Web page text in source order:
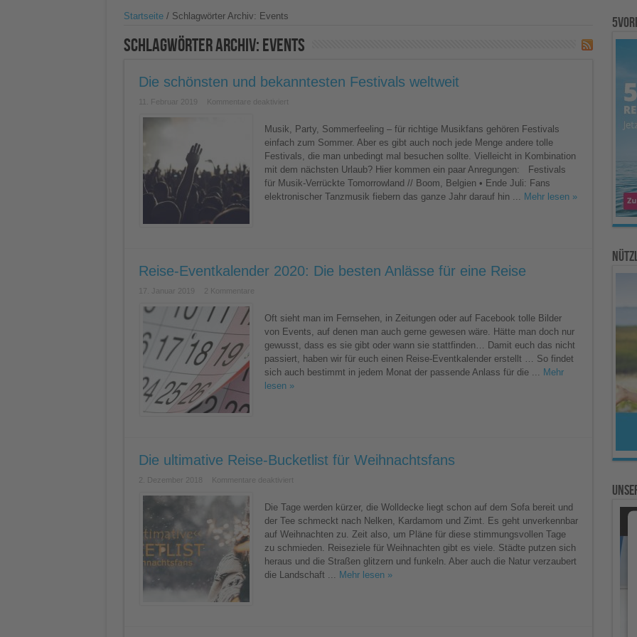
Startseite/ Schlagwörter Archiv: Events
Schlagwörter Archiv:Events
Die schönsten und bekanntesten Festivals weltweit
11. Februar 2019 Kommentare deaktiviertfür
und
bekanntesten
Festivals
weltweit
Musik, Party, Sommerfeeling – für richtige Musikfans gehören Festivals
einfach zum Sommer. Aber es gibt auch noch jede Menge andere tolle
Festivals, die man unbedingt mal besuchen sollte. Vielleicht in Kombination
mit dem nächsten Urlaub? Hier kommen ein paar Anregungen: Festivals
für Musik-Verrückte Tomorrowland // Boom, Belgien • Ende Juli: Fans
elektronischer Tanzmusik fiebern das ganze Jahr darauf hin ...
Mehr lesen »
Reise-Eventkalender 2020: Die besten Anlässe für eine Reise
17. Januar 2019 2 Kommentare
Oft sieht man im Fernsehen, in Zeitungen oder auf Facebook tolle Bilder
von Events, auf denen man auch gerne gewesen wäre. Hätte man doch nur
gewusst, dass es sie gibt oder wann sie stattfinden… Damit euch das nicht
passiert, haben wir für euch einen Reise-Eventkalender erstellt … So findet
sich auch bestimmt in jedem Monat der passende Anlass für die ...
Mehr
lesen »
Die ultimative Reise-Bucketlist für Weihnachtsfans
2. Dezember 2018 Kommentare deaktiviertfür
Reise-
Bucketlist
für
Weihnachtsfans
Die Tage werden kürzer, die Wolldecke liegt schon auf dem Sofa bereit und
der Tee schmeckt nach Nelken, Kardamom und Zimt. Es geht unverkennbar
auf Weihnachten zu. Zeit also, um Pläne für diese stimmungsvollen Tage
zu schmieden. Reiseziele für Weihnachten gibt es viele. Städte putzen sich
heraus und die Straßen glitzern und funkeln. Aber auch die Natur verzaubert
die Landschaft ...
Mehr lesen »